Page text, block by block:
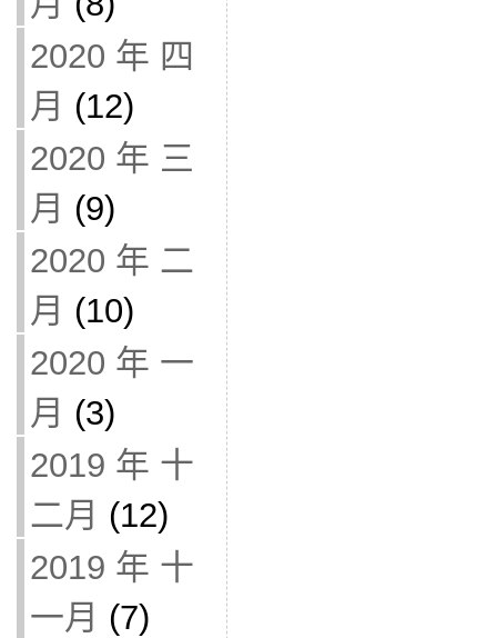
2020 年 四
月 (12)
2020 年 三
月 (9)
2020 年 二
月 (10)
2020 年 一
月 (3)
2019 年 十
二月 (12)
2019 年 十
一月 (7)